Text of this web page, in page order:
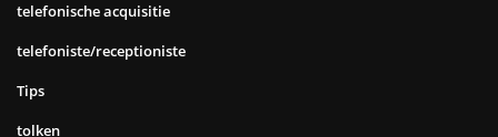
telefonische acquisitie
telefoniste/receptioniste
Tips
tolken